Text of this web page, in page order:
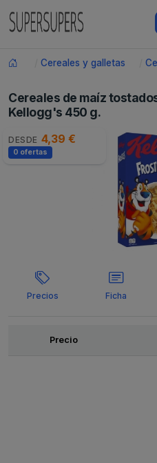
Cereales y galletas
Cereales de maíz
Kellogg's 450 g.
DESDE 4,39 €
0 ofertas
Precios Ficha
OfertasPrecio